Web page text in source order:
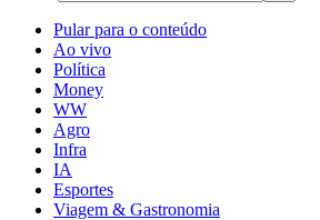
Pular para o conteúdo
Ao vivo
Política
Money
WW
Agro
Infra
IA
Esportes
Viagem & Gastronomia